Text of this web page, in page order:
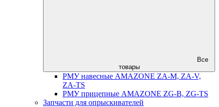
Все
товары
РМУ навесные AMAZONE ZA-M, ZA-V,
ZA-TS
РМУ прицепные AMAZONE ZG-B, ZG-TS
Запчасти для опрыскивателей